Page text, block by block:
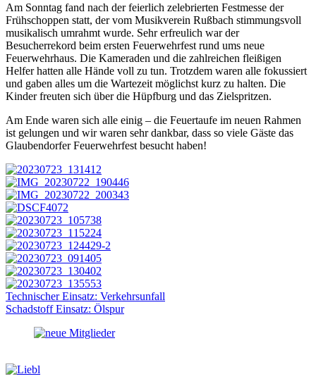
Am Sonntag fand nach der feierlich zelebrierten Festmesse der
Frühschoppen statt, der vom Musikverein Rußbach stimmungsvoll
musikalisch umrahmt wurde. Sehr erfreulich war der
Besucherrekord beim ersten Feuerwehrfest rund ums neue
Feuerwehrhaus. Die Kameraden und die zahlreichen fleißigen
Helfer hatten alle Hände voll zu tun. Trotzdem waren alle fokussiert
und gaben alles um die Wartezeit möglichst kurz zu halten. Die
Kinder freuten sich über die Hüpfburg und das Zielspritzen.
Am Ende waren sich alle einig – die Feuertaufe im neuen Rahmen
ist gelungen und wir waren sehr dankbar, dass so viele Gäste das
Glaubendorfer Feuerwehrfest besucht haben!
Beitragsnavigation
Technischer Einsatz: Verkehrsunfall
Schadstoff Einsatz: Ölspur